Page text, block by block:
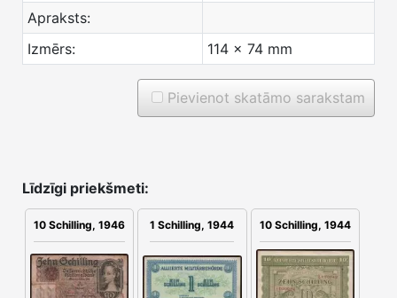
Apraksts:
Izmērs:
114 x 74 mm
Pievienot skatāmo sarakstam
Līdzīgi priekšmeti:
10 Schilling, 1946 1 Schilling, 1944 10 Schilling, 1944